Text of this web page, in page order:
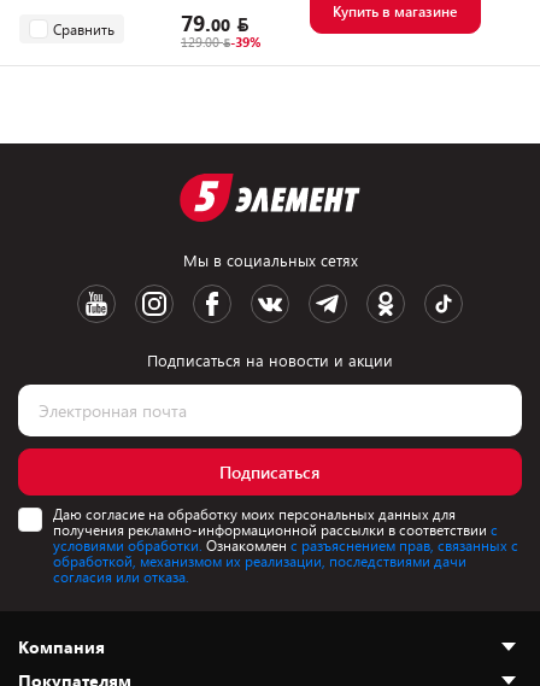
Сравнить 79.00
129.00 -39%
Купить в магазине
Мы в социальных сетях
Подписаться на новости и акции
Подписаться
Даю согласие на обработку моих персональных данных для
получения рекламно-информационной рассылки в соответствии с
условиями обработки. Ознакомлен с разъяснением прав, связанных с
обработкой, механизмом их реализации, последствиями дачи
согласия или отказа.
Компания
Покупателям